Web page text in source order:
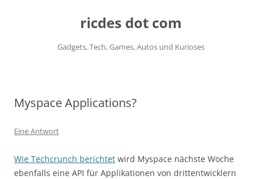
ricdes dot com
Gadgets, Tech, Games, Autos und Kurioses
Myspace Applications?
Eine Antwort
Wie Techcrunch berichtet wird Myspace nächste Woche
ebenfalls eine API für Applikationen von drittentwicklern